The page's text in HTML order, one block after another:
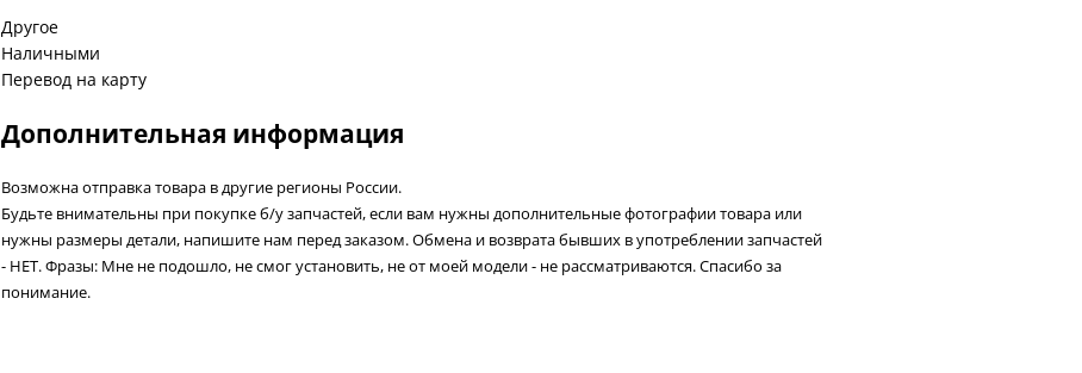
Другое
Наличными
Перевод на карту
Дополнительная информация
Возможна отправка товара в другие регионы России.
Будьте внимательны при покупке б/у запчастей, если вам нужны дополнительные фотографии товара или
нужны размеры детали, напишите нам перед заказом. Обмена и возврата бывших в употреблении запчастей
- НЕТ. Фразы: Мне не подошло, не смог установить, не от моей модели - не рассматриваются. Спасибо за
понимание.